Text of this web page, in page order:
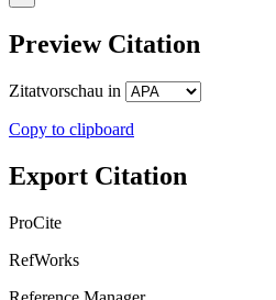
Preview Citation
Zitatvorschau in
Copy to clipboard
Export Citation
ProCite
RefWorks